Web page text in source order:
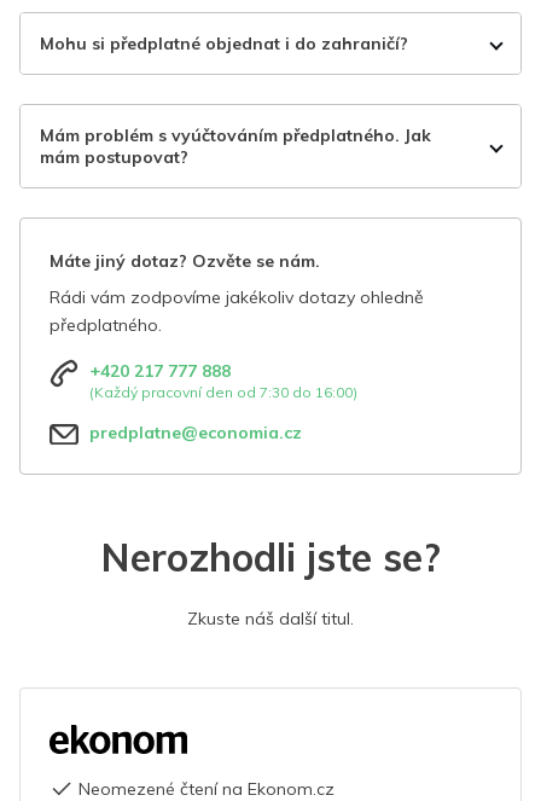
Mohu si předplatné objednat i do zahraničí?
Mám problém s vyúčtováním předplatného. Jak
mám postupovat?
Máte jiný dotaz? Ozvěte se nám.
Rádi vám zodpovíme jakékoliv dotazy ohledně
předplatného.
+420 217 777 888
(Každý pracovní den od 7:30 do 16:00)
predplatne@economia.cz
Nerozhodli jste se?
Zkuste náš další titul.
Neomezené čtení na Ekonom.cz